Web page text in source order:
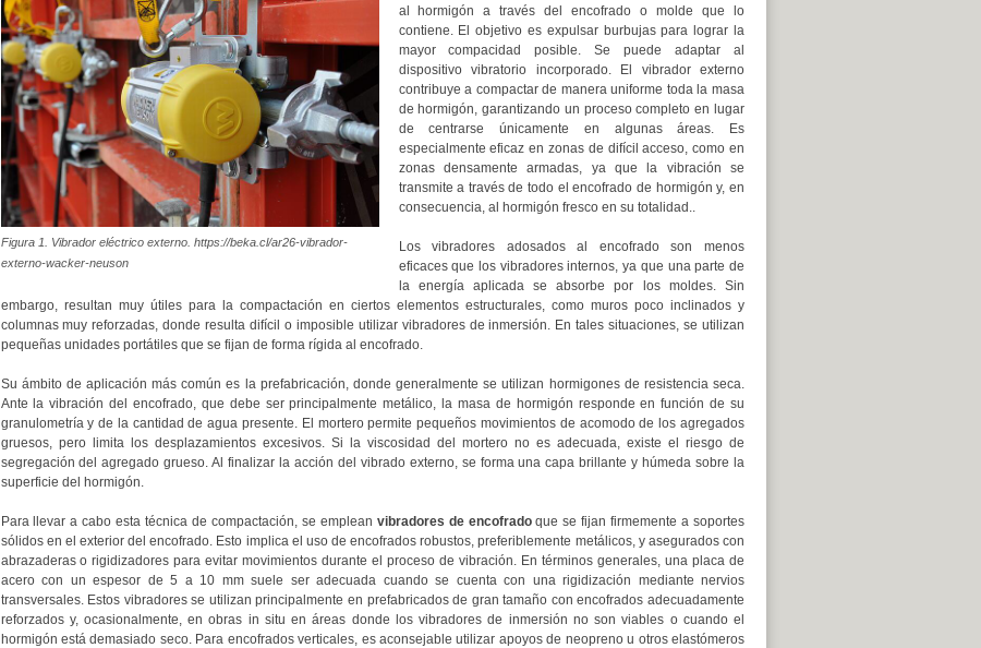
Figura 1. Vibrador eléctrico externo. https://beka.cl/ar26-vibrador-
externo-wacker-neuson
al hormigón a través del encofrado o molde que lo
contiene. El objetivo es expulsar burbujas para lograr la
mayor compacidad posible. Se puede adaptar al
dispositivo vibratorio incorporado. El vibrador externo
contribuye a compactar de manera uniforme toda la masa
de hormigón, garantizando un proceso completo en lugar
de centrarse únicamente en algunas áreas. Es
especialmente eficaz en zonas de difícil acceso, como en
zonas densamente armadas, ya que la vibración se
transmite a través de todo el encofrado de hormigón y, en
consecuencia, al hormigón fresco en su totalidad..
Los vibradores adosados al encofrado son menos
eficaces que los vibradores internos, ya que una parte de
la energía aplicada se absorbe por los moldes. Sin
embargo, resultan muy útiles para la compactación en ciertos elementos estructurales, como muros poco inclinados y
columnas muy reforzadas, donde resulta difícil o imposible utilizar vibradores de inmersión. En tales situaciones, se utilizan
pequeñas unidades portátiles que se fijan de forma rígida al encofrado.
Su ámbito de aplicación más común es la prefabricación, donde generalmente se utilizan hormigones de resistencia seca.
Ante la vibración del encofrado, que debe ser principalmente metálico, la masa de hormigón responde en función de su
granulometría y de la cantidad de agua presente. El mortero permite pequeños movimientos de acomodo de los agregados
gruesos, pero limita los desplazamientos excesivos. Si la viscosidad del mortero no es adecuada, existe el riesgo de
segregación del agregado grueso. Al finalizar la acción del vibrado externo, se forma una capa brillante y húmeda sobre la
superficie del hormigón.
Para llevar a cabo esta técnica de compactación, se emplean vibradores de encofradoque se fijan firmemente a soportes
sólidos en el exterior del encofrado. Esto implica el uso de encofrados robustos, preferiblemente metálicos, y asegurados con
abrazaderas o rigidizadores para evitar movimientos durante el proceso de vibración. En términos generales, una placa de
acero con un espesor de 5 a 10 mm suele ser adecuada cuando se cuenta con una rigidización mediante nervios
transversales. Estos vibradores se utilizan principalmente en prefabricados de gran tamaño con encofrados adecuadamente
reforzados y, ocasionalmente, en obras in situ en áreas donde los vibradores de inmersión no son viables o cuando el
hormigón está demasiado seco. Para encofrados verticales, es aconsejable utilizar apoyos de neopreno u otros elastómeros